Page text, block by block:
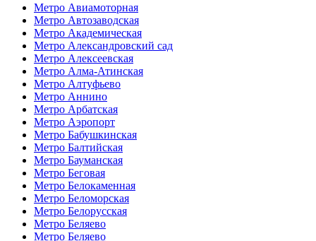
Метро Авиамоторная
Метро Автозаводская
Метро Академическая
Метро Александровский сад
Метро Алексеевская
Метро Алма-Атинская
Метро Алтуфьево
Метро Аннино
Метро Арбатская
Метро Аэропорт
Метро Бабушкинская
Метро Балтийская
Метро Бауманская
Метро Беговая
Метро Белокаменная
Метро Беломорская
Метро Белорусская
Метро Беляево
Метро Беляево